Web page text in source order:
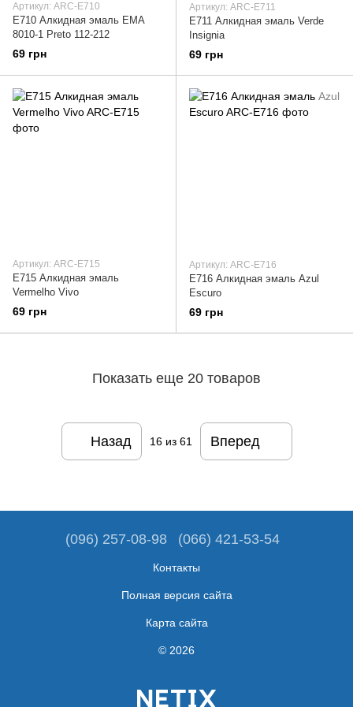
Артикул: ARC-E710
E710 Алкидная эмаль EMA
8010-1 Preto 112-212
69 грн
Артикул: ARC-E711
E711 Алкидная эмаль Verde
Insignia
69 грн
Артикул: ARC-E715
E715 Алкидная эмаль
Vermelho Vivo
69 грн
Артикул: ARC-E716
E716 Алкидная эмаль Azul
Escuro
69 грн
Показать еще 20 товаров
Назад 16из 61 Вперед
(096) 257-08-98 (066) 421-53-54
Контакты
Полная версия сайта
Карта сайта
© 2026